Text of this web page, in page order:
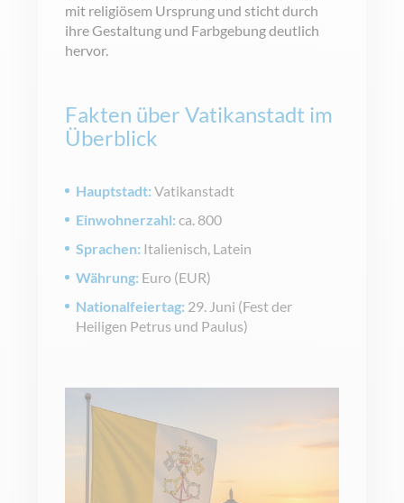
mit religiösem Ursprung und sticht durch
ihre Gestaltung und Farbgebung deutlich
hervor.
Fakten über Vatikanstadt im
Überblick
Hauptstadt: Vatikanstadt
Einwohnerzahl: ca. 800
Sprachen: Italienisch, Latein
Währung: Euro (EUR)
Nationalfeiertag: 29. Juni (Fest der
Heiligen Petrus und Paulus)